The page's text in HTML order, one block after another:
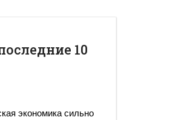
10
экономика сильно